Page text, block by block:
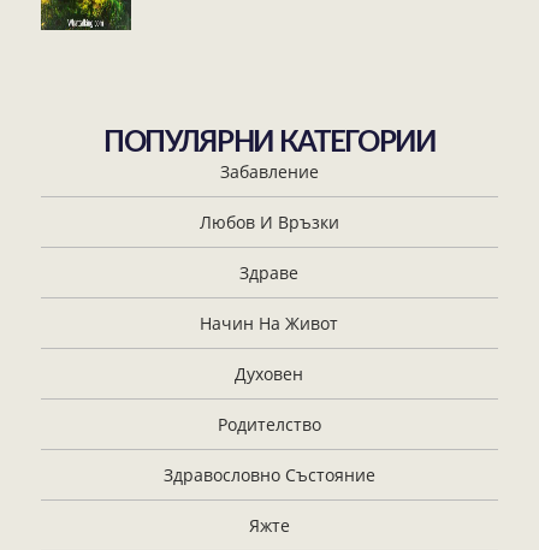
ПОПУЛЯРНИ КАТЕГОРИИ
Забавление
Любов И Връзки
Здраве
Начин На Живот
Духовен
Родителство
Здравословно Състояние
Яжте